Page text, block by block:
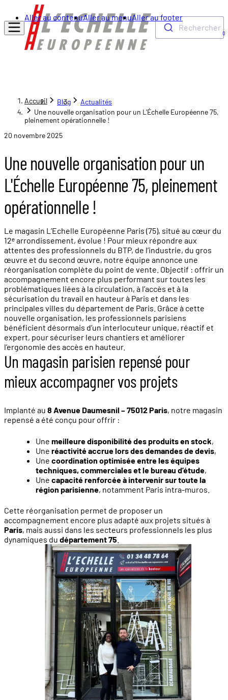
Aller au contenuAller au menuAller au footer
Rechercher
0
Accueil Blog
Actualités
Une nouvelle organisation pour un L'Échelle Européenne 75,
pleinement opérationnelle !
20 novembre 2025
Une nouvelle organisation pour un
L'Échelle Européenne 75, pleinement
opérationnelle !
Le magasin L’Echelle Européenne Paris (75), situé au cœur du
12ᵉ arrondissement, évolue ! Pour mieux répondre aux
attentes des professionnels du BTP, de l’industrie, du gros
œuvre et du second œuvre, notre équipe annonce une
réorganisation complète du point de vente. Objectif : offrir un
accompagnement encore plus performant sur toutes les
problématiques liées à la circulation, à l’accès et à la
sécurisation du travail en hauteur à Paris et dans les
principales villes du département de Paris. Grâce à cette
nouvelle organisation, les professionnels parisiens
bénéficient désormais d’un interlocuteur unique, réactif et
expert, pour sécuriser leurs chantiers et améliorer
l’ergonomie des accès en hauteur.
Un magasin parisien repensé pour
mieux accompagner vos projets
Implanté au 8 Avenue Daumesnil – 75012 Paris, notre magasin
repensé a été conçu pour offrir :
Unemeilleure disponibilité des produits en stock,
Uneréactivité accrue lors des demandes de devis,
Unecoordination optimisée entre les équipes
techniques, commerciales et le bureau d’étude,
Unecapacité renforcée à intervenir sur toute la
région parisienne, notamment Paris intra-muros.
Cette réorganisation permet de proposer un
accompagnement encore plus adapté aux projets situés à
Paris, mais aussi dans les secteurs professionnels les plus
dynamiques du département 75